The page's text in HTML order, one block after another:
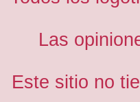
Las
Este sitio no